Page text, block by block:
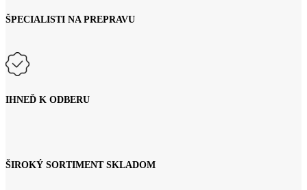
ŠPECIALISTI NA PREPRAVU
IHNEĎ K ODBERU
ŠIROKÝ SORTIMENT SKLADOM